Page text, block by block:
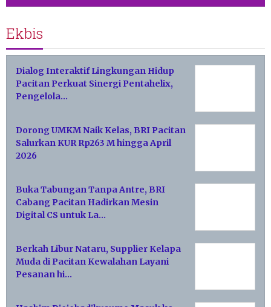
Ekbis
Dialog Interaktif Lingkungan Hidup
Pacitan Perkuat Sinergi Pentahelix,
Pengelola…
Dorong UMKM Naik Kelas, BRI Pacitan
Salurkan KUR Rp263 M hingga April
2026
Buka Tabungan Tanpa Antre, BRI
Cabang Pacitan Hadirkan Mesin
Digital CS untuk La…
Berkah Libur Nataru, Supplier Kelapa
Muda di Pacitan Kewalahan Layani
Pesanan hi…